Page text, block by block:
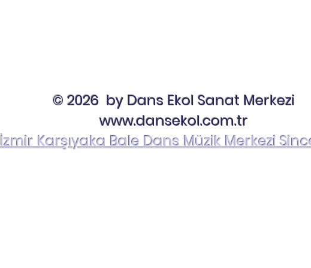
© 2026 by Dans Ekol Sanat Merkezi
www.dansekol.com.tr
İzmir Karşıyaka Bale Dans Müzik Merkezi